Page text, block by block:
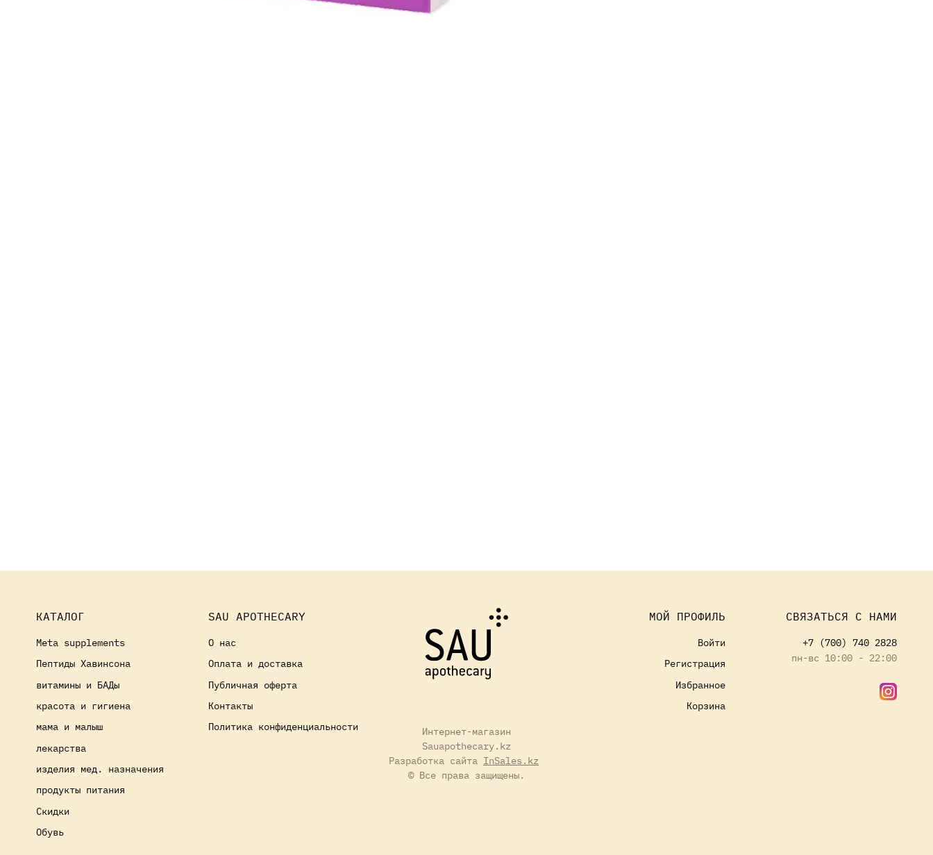
КАТАЛОГ
Meta supplements
Пептиды Хавинсона
витамины и БАДы
красота и гигиена
мама и малыш
лекарства
изделия мед. назначения
продукты питания
Скидки
Обувь
SAU APOTHECARY
О нас
Оплата и доставка
Публичная оферта
Контакты
Политика конфиденциальности
Интернет-магазин
Sauapothecary.kz
Разработка сайта InSales.kz
© Все права защищены.
МОЙ ПРОФИЛЬ
Войти
Регистрация
Избранное
Корзина
СВЯЗАТЬСЯ С НАМИ
+7 (700) 740 2828
пн-вс 10:00 - 22:00